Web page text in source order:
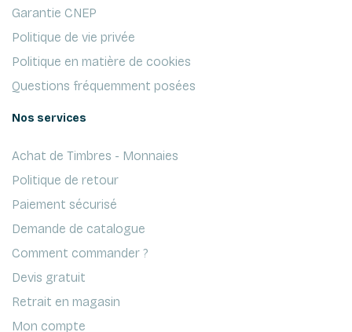
Garantie CNEP
Politique de vie privée
Politique en matière de cookies
Questions fréquemment posées
Nos services
Achat de Timbres - Monnaies
Politique de retour
Paiement sécurisé
Demande de catalogue
Comment commander ?
Devis gratuit
Retrait en magasin
Mon compte